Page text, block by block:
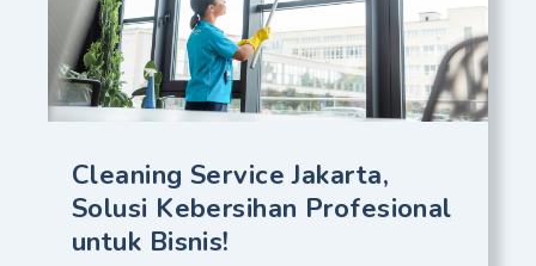
Cleaning Service Jakarta,
Solusi Kebersihan Profesional
untuk Bisnis!